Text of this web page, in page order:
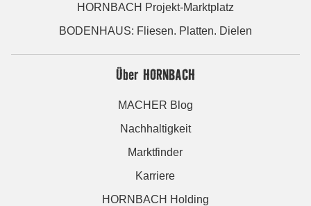
HORNBACH Projekt-Marktplatz
BODENHAUS: Fliesen. Platten. Dielen
Über HORNBACH
MACHER Blog
Nachhaltigkeit
Marktfinder
Karriere
HORNBACH Holding